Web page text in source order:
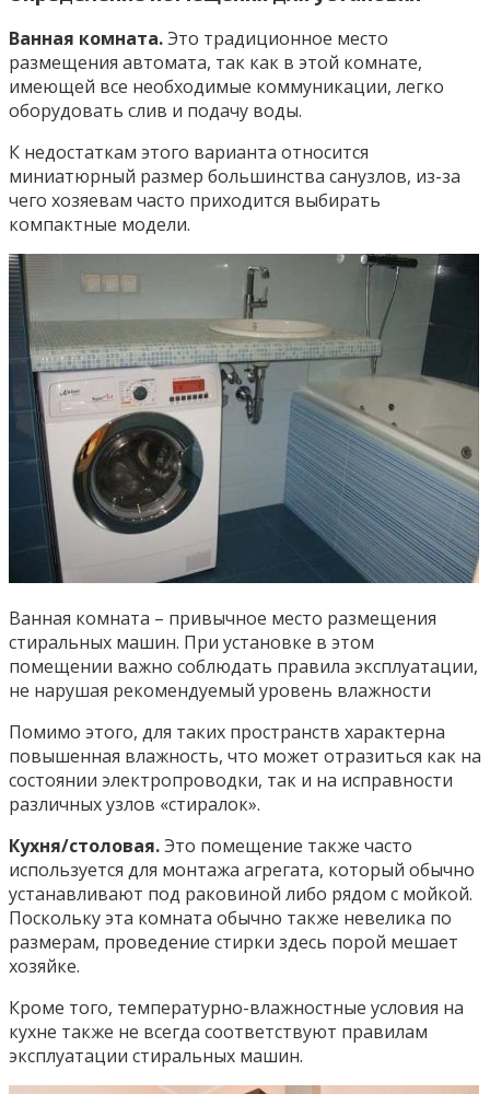
Ванная комната.Это традиционное место
размещения автомата, так как в этой комнате,
имеющей все необходимые коммуникации, легко
оборудовать слив и подачу воды.
К недостаткам этого варианта относится
миниатюрный размер большинства санузлов, из-за
чего хозяевам часто приходится выбирать
компактные модели.
Ванная комната – привычное место размещения
стиральных машин. При установке в этом
помещении важно соблюдать правила эксплуатации,
не нарушая рекомендуемый уровень влажности
Помимо этого, для таких пространств характерна
повышенная влажность, что может отразиться как на
состоянии электропроводки, так и на исправности
различных узлов «стиралок».
Кухня/столовая.Это помещение также часто
используется для монтажа агрегата, который обычно
устанавливают под раковиной либо рядом с мойкой.
Поскольку эта комната обычно также невелика по
размерам, проведение стирки здесь порой мешает
хозяйке.
Кроме того, температурно-влажностные условия на
кухне также не всегда соответствуют правилам
эксплуатации стиральных машин.